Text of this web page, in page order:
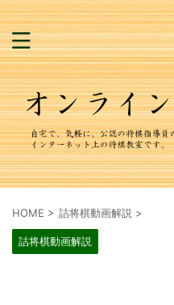
HOME > 詰将棋動画解説 >
詰将棋動画解説